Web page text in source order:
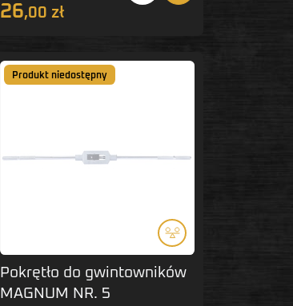
26,00 zł
Produkt niedostępny
Pokrętło do gwintowników
MAGNUM NR. 5